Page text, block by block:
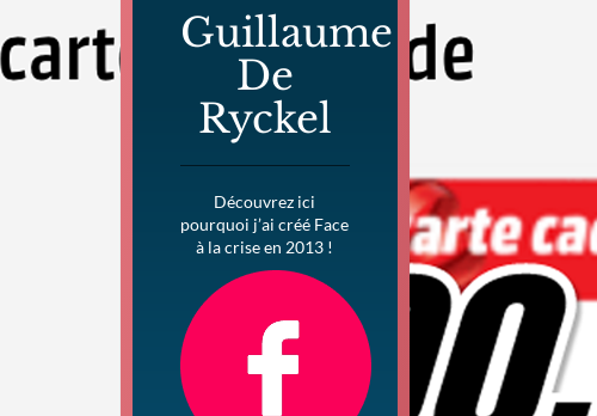
Guillaume
De
Ryckel
Découvrez ici
pourquoi j’ai créé Face
à la crise en 2013 !